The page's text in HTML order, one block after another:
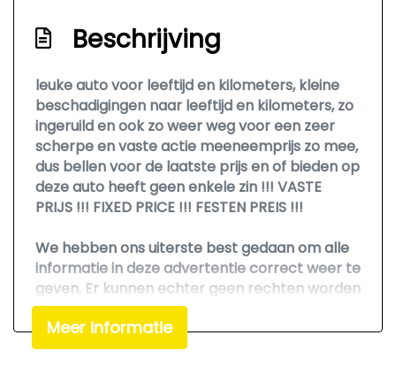
Lichtmetalen velgen
Mistlampen voor
Trekhaak
Interieur
Stuurbekrachtiging
Tussenwand met ruit
Beschrijving
leuke auto voor leeftijd en kilometers, kleine
beschadigingen naar leeftijd en kilometers, zo
ingeruild en ook zo weer weg voor een zeer
scherpe en vaste actie meeneemprijs zo mee,
dus bellen voor de laatste prijs en of bieden op
deze auto heeft geen enkele zin !!! VASTE
PRIJS !!! FIXED PRICE !!! FESTEN PREIS !!!
We hebben ons uiterste best gedaan om alle
informatie in deze advertentie correct weer te
geven. Er kunnen echter geen rechten worden
ontleend aan de verstrekte informatie in de
advertentie. Vertrouw niet alleen op deze
informatie maar controleer altijd zelf de zaken
Meer informatie